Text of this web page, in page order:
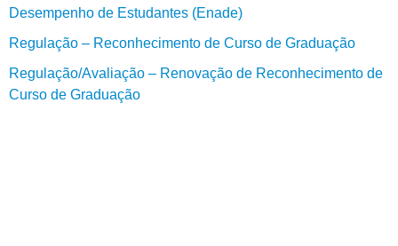
Desempenho de Estudantes (Enade)
Regulação – Reconhecimento de Curso de Graduação
Regulação/Avaliação – Renovação de Reconhecimento de
Curso de Graduação